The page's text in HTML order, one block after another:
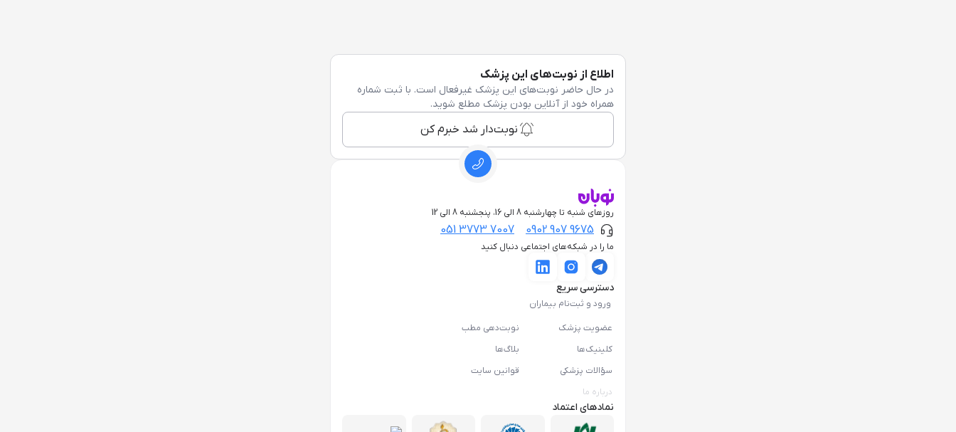
اطلاع از نوبت‌های این پزشک
در حال حاضر نوبت‌های این پزشک غیرفعال است. با ثبت شماره
همراه خود از آنلاین بودن پزشک مطلع شوید.
نوبت‌دار شد خبرم کن
روزهای شنبه تا چهارشنبه 8 الی 16، پنجشنبه 8 الی 12
0902 907 9675
051 3773 7007
ما را در شبکه‌های اجتماعی دنبال کنید
دسترسی سریع
ورود و ثبت‌نام بیماران
عضویت پزشک
نوبت‌دهی مطب
کلینیک‌ها
بلاگ‌ها
سؤالات پزشکی
قوانین سایت
درباره ما
نمادهای اعتماد